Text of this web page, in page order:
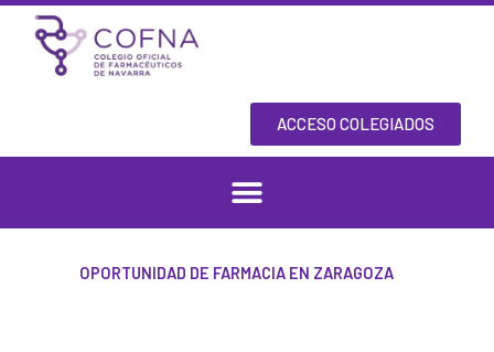
Skip
content
ACCESO COLEGIADOS
OPORTUNIDAD DE FARMACIA EN ZARAGOZA